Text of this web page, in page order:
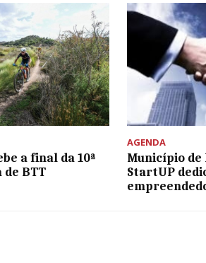
a final da 10ª
de BTT
AGENDA
Município
StartUP